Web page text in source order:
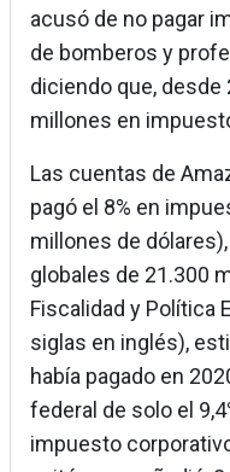
acusó de no pagar
de bomberos y
diciendo que, desde
millones en
Las cuentas de
pagó el 8% en
millones de
globales de 21.300
Fiscalidad y Política
siglas en inglés),
había pagado en
federal de solo el
impuesto